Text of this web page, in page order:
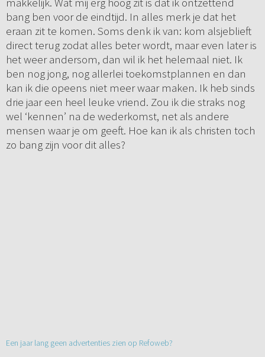
bang ben voor de eindtijd. In alles merk je dat het
eraan zit te komen. Soms denk ik van: kom alsjeblieft
direct terug zodat alles beter wordt, maar even later is
het weer andersom, dan wil ik het helemaal niet. Ik
ben nog jong, nog allerlei toekomstplannen en dan
kan ik die opeens niet meer waar maken. Ik heb sinds
drie jaar een heel leuke vriend. Zou ik die straks nog
wel ‘kennen’ na de wederkomst, net als andere
mensen waar je om geeft. Hoe kan ik als christen toch
zo bang zijn voor dit alles?
Een jaar lang geen advertenties zien op Refoweb?